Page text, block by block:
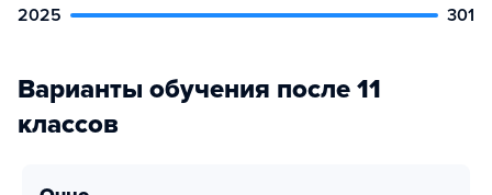
2025
301
Варианты обучения после 11
классов